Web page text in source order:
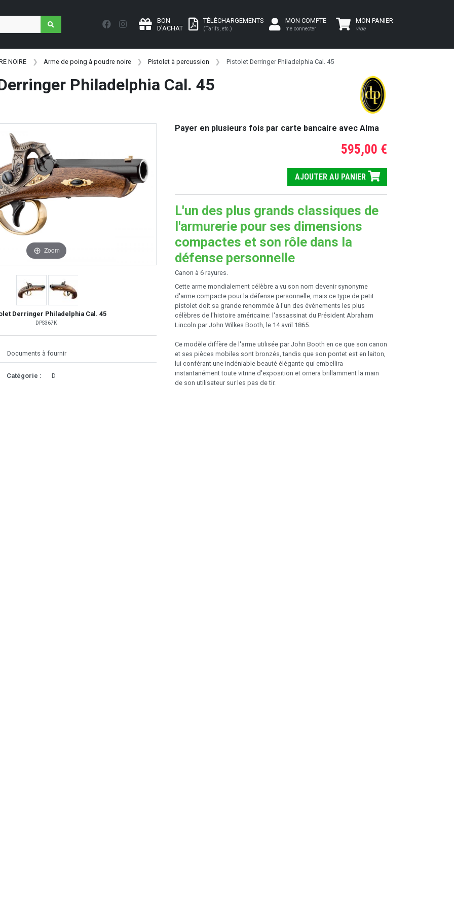
BON
D'ACHAT
TÉLÉCHARGEMENTS
(Tarifs, etc.)
MON COMPTE
me connecter
MON PANIER
vide
NOIRE Arme de poing à poudre noire Pistolet à percussion Pistolet Derringer Philadelphia Cal. 45
Philadelphia Cal. 45
Zoom
Derringer Philadelphia Cal. 45
DPS367K
Documents à fournir
Catégorie : D
Payer en plusieurs fois par carte bancaire avec Alma
595,00 €
AJOUTER AU PANIER
L'un des plus grands classiques de
l'armurerie pour ses dimensions
compactes et son rôle dans la
défense personnelle
Canon à 6 rayures.
Cette arme mondialement célèbre a vu son nom devenir synonyme
d'arme compacte pour la défense personnelle, mais ce type de petit
pistolet doit sa grande renommée à l'un des événements les plus
célèbres de l'histoire américaine: l'assassinat du Président Abraham
Lincoln par John Wilkes Booth, le 14 avril 1865.
Ce modèle diffère de l'arme utilisée par John Booth en ce que son canon
et ses pièces mobiles sont bronzés, tandis que son pontet est en laiton,
lui conférant une indéniable beauté élégante qui embellira
instantanément toute vitrine d'exposition et ornera brillamment la main
de son utilisateur sur les pas de tir.